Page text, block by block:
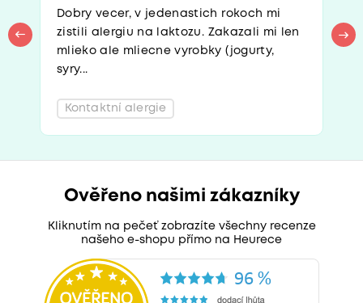
Dobry vecer, v jedenastich rokoch mi
zistili alergiu na laktozu. Zakazali mi len
mlieko ale mliecne vyrobky (jogurty,
syry...
Kontaktní alergie
Ověřeno našimi zákazníky
Kliknutím na pečeť zobrazíte všechny recenze
našeho e-shopu přímo na Heurece